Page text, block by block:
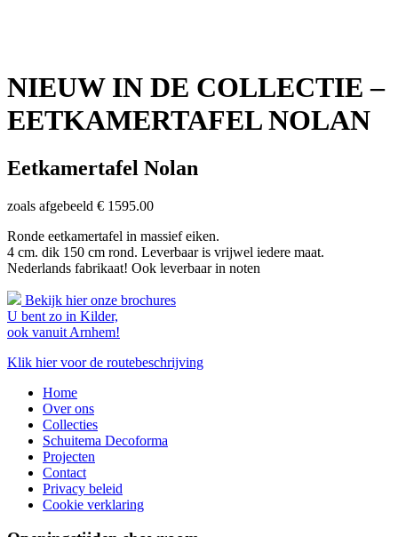
NIEUW IN DE COLLECTIE –
EETKAMERTAFEL NOLAN
Eetkamertafel Nolan
zoals afgebeeld € 1595.00
Ronde eetkamertafel in massief eiken.
4 cm. dik 150 cm rond. Leverbaar is vrijwel iedere maat.
Nederlands fabrikaat! Ook leverbaar in noten
Bekijk hier onze brochures
U bent zo in Kilder,
ook vanuit Arnhem!
Klik hier voor de routebeschrijving
Home
Over ons
Collecties
Schuitema Decoforma
Projecten
Contact
Privacy beleid
Cookie verklaring